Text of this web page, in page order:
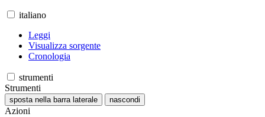
italiano
Leggi
Visualizza sorgente
Cronologia
strumenti
Strumenti
sposta nella barra laterale nascondi
Azioni